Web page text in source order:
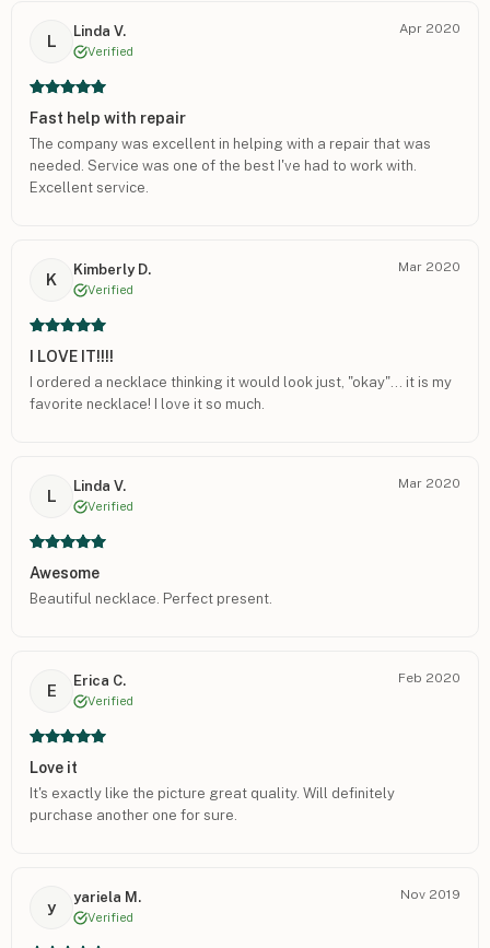
L
Linda V.
Verified
Apr 2020
Fast help with repair
The company was excellent in helping with a repair that was
needed. Service was one of the best I've had to work with.
Excellent service.
K
Kimberly D.
Verified
Mar 2020
I LOVE IT!!!!
I ordered a necklace thinking it would look just, "okay"... it is my
favorite necklace! I love it so much.
L
Linda V.
Verified
Mar 2020
Awesome
Beautiful necklace. Perfect present.
E
Erica C.
Verified
Feb 2020
Love it
It's exactly like the picture great quality. Will definitely
purchase another one for sure.
y
yariela M.
Verified
Nov 2019